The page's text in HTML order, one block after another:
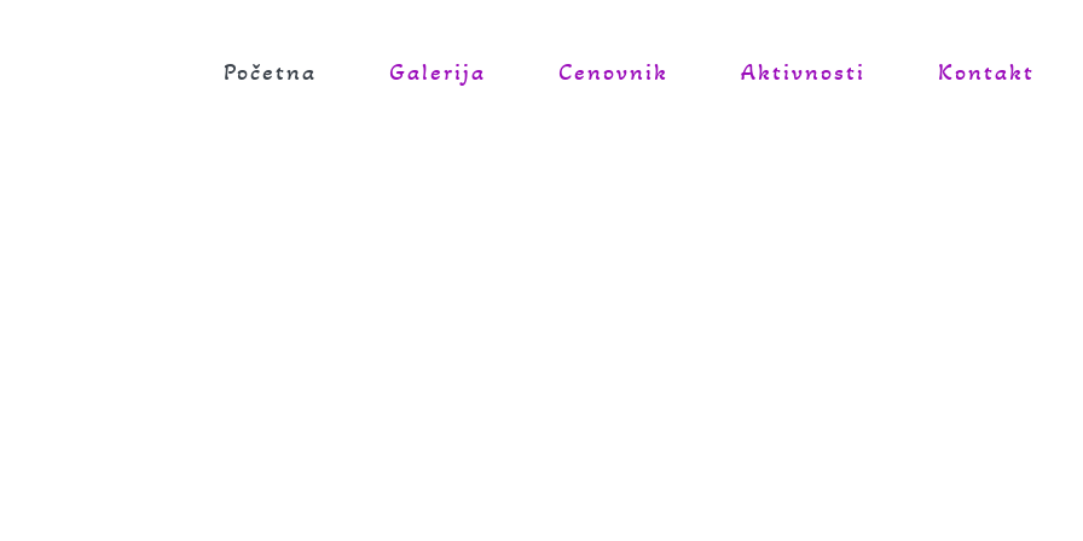
Početna Galerija Cenovnik Aktivnosti Kontakt